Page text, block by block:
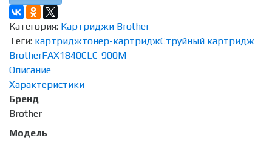
Категория: Картриджи Brother
Теги: картриджтонер-картриджСтруйный картридж
BrotherFAX1840СLC-900M
Описание
Характеристики
Бренд
Brother
Модель